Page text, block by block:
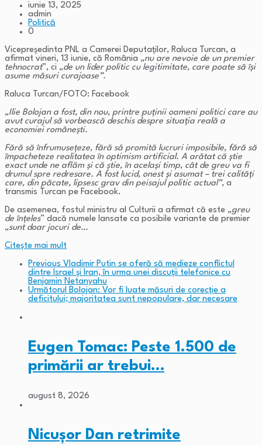
iunie 13, 2025
admin
Politică
0
Vicepreşedinta PNL a Camerei Deputaţilor, Raluca Turcan, a
afirmat vineri, 13 iunie, că România „nu are nevoie de un premier
tehnocrat”, ci „de un lider politic cu legitimitate, care poate să își
asume măsuri curajoase”.
Raluca Turcan/FOTO: Facebook
„Ilie Bolojan a fost, din nou, printre puținii oameni politici care au
avut curajul să vorbească deschis despre situația reală a
economiei românești.
Fără să înfrumusețeze, fără să promită lucruri imposibile, fără să
împacheteze realitatea în optimism artificial. A arătat că știe
exact unde ne aflăm și că știe, în același timp, cât de greu va fi
drumul spre redresare. A fost lucid, onest și asumat – trei calități
care, din păcate, lipsesc grav din peisajul politic actual”, a
transmis Turcan pe Facebook.
De asemenea, fostul ministru al Culturii a afirmat că este „greu
de înțeles” dacă numele lansate ca posibile variante de premier
„sunt doar jocuri de…
Citeşte mai mult
Previous Vladimir Putin se oferă să medieze conflictul
dintre Israel şi Iran, în urma unei discuții telefonice cu
Benjamin Netanyahu
Următorul
Bolojan: Vor fi luate măsuri de corecție a
deficitului; majoritatea sunt nepopulare, dar necesare
Eugen Tomac: Peste 1.500 de
primării ar trebui…
august 8, 2026
Nicușor Dan retrimite